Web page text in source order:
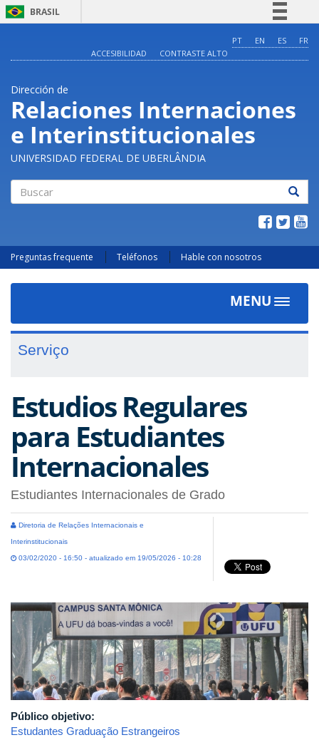
BRASIL
Comunica BR
Acesso à informação
Legislação
Canais
PT EN ES
FR
ACCESIBILIDAD
CONTRASTE ALTO
Dirección de
Relaciones Internaciones
e Interinstitucionales
UNIVERSIDAD FEDERAL DE UBERLÂNDIA
Preguntas frequente Teléfonos Hable con nosotros
MENU
Toggle
Serviço
Estudios Regulares
para Estudiantes
Internacionales
Estudiantes Internacionales de Grado
Diretoria de Relações Internacionais e
Interinstitucionais
03/02/2020 - 16:50 - atualizado em 19/05/2026 - 10:28
Público objetivo:
Estudantes Graduação Estrangeiros